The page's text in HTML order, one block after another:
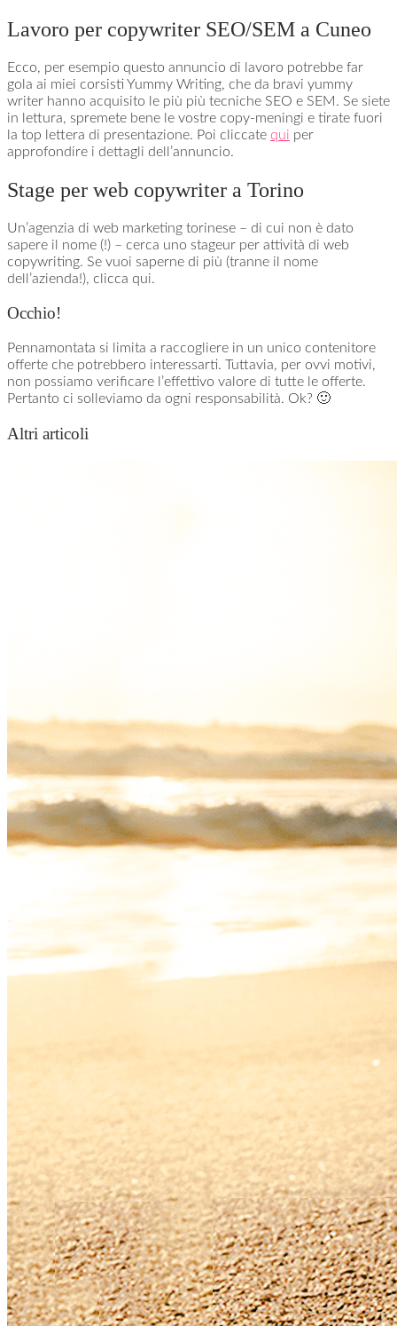
Lavoro per copywriter SEO/SEM a Cuneo
Ecco, per esempio questo annuncio di lavoro potrebbe far
gola ai miei corsisti Yummy Writing, che da bravi yummy
writer hanno acquisito le più più tecniche SEO e SEM. Se siete
in lettura, spremete bene le vostre copy-meningi e tirate fuori
la top lettera di presentazione. Poi cliccate qui per
approfondire i dettagli dell’annuncio.
Stage per web copywriter a Torino
Un’agenzia di web marketing torinese – di cui non è dato
sapere il nome (!) – cerca uno stageur per attività di web
copywriting. Se vuoi saperne di più (tranne il nome
dell’azienda!), clicca qui.
Occhio!
Pennamontata si limita a raccogliere in un unico contenitore
offerte che potrebbero interessarti. Tuttavia, per ovvi motivi,
non possiamo verificare l’effettivo valore di tutte le offerte.
Pertanto ci solleviamo da ogni responsabilità. Ok? 🙂
Altri articoli